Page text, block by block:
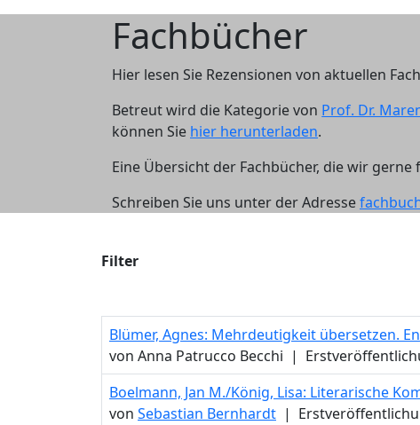
Fachbücher
Hier lesen Sie Rezensionen von aktuellen
Betreut wird die Kategorie von Prof. Dr.
können Sie hier herunterladen.
Eine Übersicht der Fachbücher, die wir
Schreiben Sie uns unter der Adresse
Filter
Blümer, Agnes: Mehrdeutigkeit übersetzen.
von Anna Patrucco Becchi |
Boelmann, Jan M./König, Lisa: Literarische
von Sebastian Bernhardt |